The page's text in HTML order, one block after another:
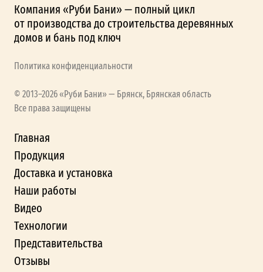
Компания «Руби Бани» — полный цикл
от производства до строительства деревянных
домов и бань под ключ
Политика конфиденциальности
© 2013–2026 «Руби Бани» — Брянск, Брянская область
Все права защищены
Главная
Продукция
Доставка и установка
Наши работы
Видео
Технологии
Представительства
Отзывы